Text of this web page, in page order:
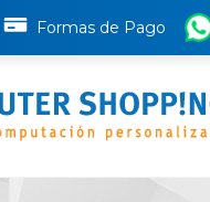
Formas de Pago